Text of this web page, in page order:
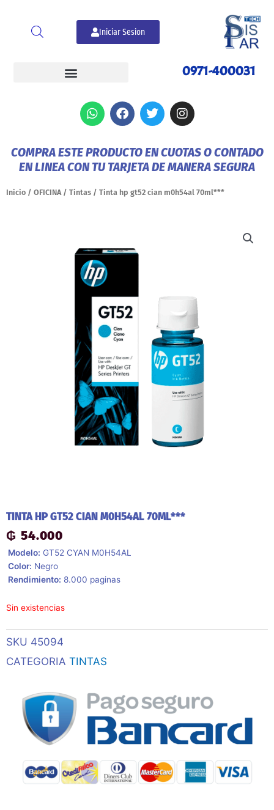
contenido
Iniciar Sesion
0971-400031
W
h
s
a
p
F
a
b
o
k
T
w
t
e
I
n
a
g
a
COMPRA ESTE PRODUCTO EN CUOTAS O CONTADO
EN LINEA CON TU TARJETA DE MANERA SEGURA
Inicio / OFICINA / Tintas / Tinta hp gt52 cian m0h54al 70ml***
TINTA HP GT52 CIAN M0H54AL 70ML***
₲ 54.000
 Modelo: GT52 CYAN M0H54AL
 Color: Negro
 Rendimiento: 8.000 paginas
Sin existencias
SKU 45094
CATEGORIA TINTAS